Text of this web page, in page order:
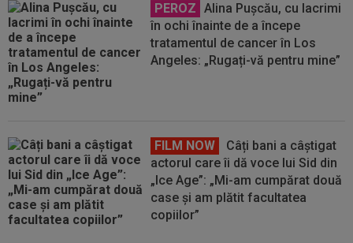
PEROZ Alina Pușcău, cu lacrimi
în ochi înainte de a începe
tratamentul de cancer în Los
Angeles: „Rugați-vă pentru mine”
FILM NOW
Câți bani a câștigat
actorul care îi dă voce lui Sid din
„Ice Age”: „Mi-am cumpărat două
case și am plătit facultatea
copiilor”